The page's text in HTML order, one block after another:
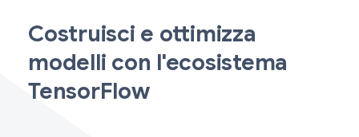
Costruisci e ottimizza
modelli con l'ecosistema
TensorFlow